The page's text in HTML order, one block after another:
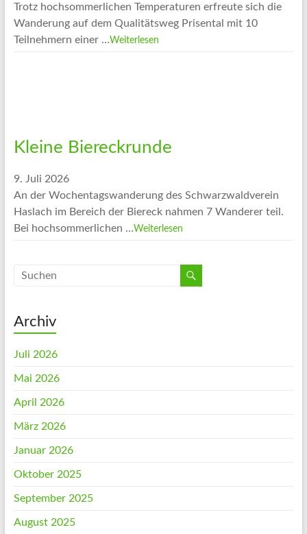
Trotz hochsommerlichen Temperaturen erfreute sich die
Wanderung auf dem Qualitätsweg Prisental mit 10
Teilnehmern einer …Weiterlesen
Kleine Biereckrunde
9. Juli 2026
An der Wochentagswanderung des Schwarzwaldverein
Haslach im Bereich der Biereck nahmen 7 Wanderer teil.
Bei hochsommerlichen …Weiterlesen
Archiv
Juli 2026
Mai 2026
April 2026
März 2026
Januar 2026
Oktober 2025
September 2025
August 2025